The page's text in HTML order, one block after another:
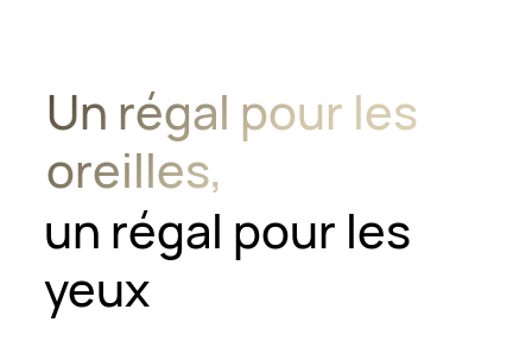
Un régal pour les
oreilles,
un régal pour les
yeux